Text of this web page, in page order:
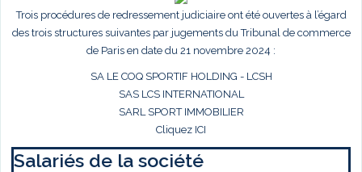
Trois procédures de redressement judiciaire ont été ouvertes à l’égard
des trois structures suivantes par jugements du Tribunal de commerce
de Paris en date du 21 novembre 2024 :
SA LE COQ SPORTIF HOLDING - LCSH
SAS LCS INTERNATIONAL
SARL SPORT IMMOBILIER
Cliquez ICI
Salariés de la société